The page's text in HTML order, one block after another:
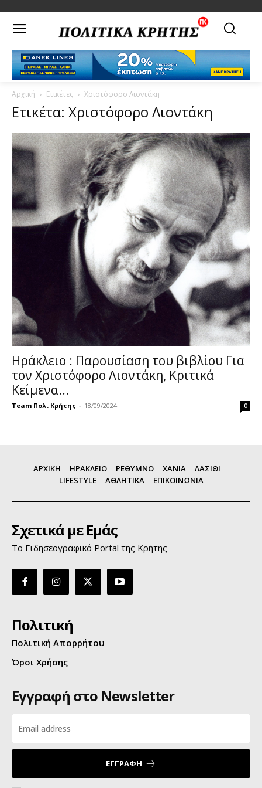
Αρχική Ετικέτες Χριστόφορο Λιοντάκη
Ετικέτα: Χριστόφορο Λιοντάκη
Ηράκλειο : Παρουσίαση του βιβλίου Για
τον Χριστόφορο Λιοντάκη, Κριτικά
Κείμενα...
Team Πολ. Κρήτης - 18/09/2024 0
ΑΡΧΙΚΗ ΗΡΑΚΛΕΙΟ ΡΕΘΥΜΝΟ ΧΑΝΙΑ
ΛΑΣΙΘΙ
LIFESTYLE
ΑΘΛΗΤΙΚΑ ΕΠΙΚΟΙΝΩΝΙΑ
Σχετικά με Εμάς
Το Ειδησεογραφικό Portal της Κρήτης
Πολιτική
Πολιτική Απορρήτου
Όροι Χρήσης
Εγγραφή στο Newsletter
ΕΓΓΡΑΦΗ